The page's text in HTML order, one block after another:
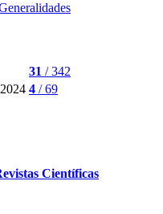
31 / 342
4 / 69
Científicas